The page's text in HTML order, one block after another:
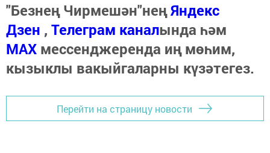
"Безнең Чирмешән"неңЯндекс
Дзен , Телеграм каналында һәм
МАХ мессенджеренда иң мөһим,
кызыклы вакыйгаларны күзәтегез.
Перейти на страницу новости